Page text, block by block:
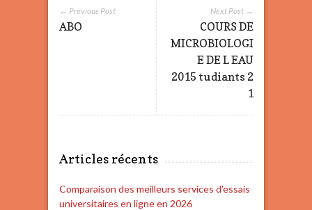
Next Post →
COURS DE
MICROBIOLOGI
E DE L EAU
2015 tudiants 2
1
← Previous Post
ABO
Articles récents
Comparaison des meilleurs services d’essais
universitaires en ligne en 2026